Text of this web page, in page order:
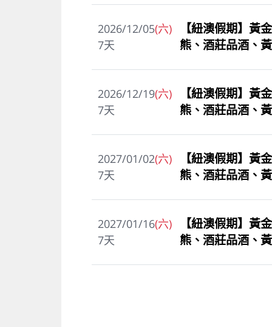
2026/12/05(六)
7天
【紐澳假期】黃
熊、酒莊品酒、
2026/12/19(六)
7天
【紐澳假期】黃
熊、酒莊品酒、
2027/01/02(六)
7天
【紐澳假期】黃
熊、酒莊品酒、
2027/01/16(六)
7天
【紐澳假期】黃
熊、酒莊品酒、